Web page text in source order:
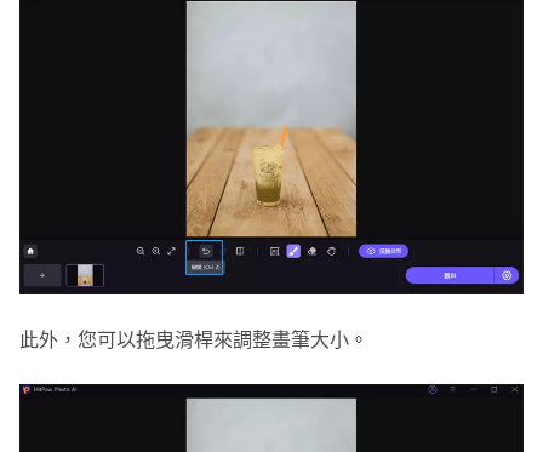
此外，您可以拖曳滑桿來調整畫筆大小。